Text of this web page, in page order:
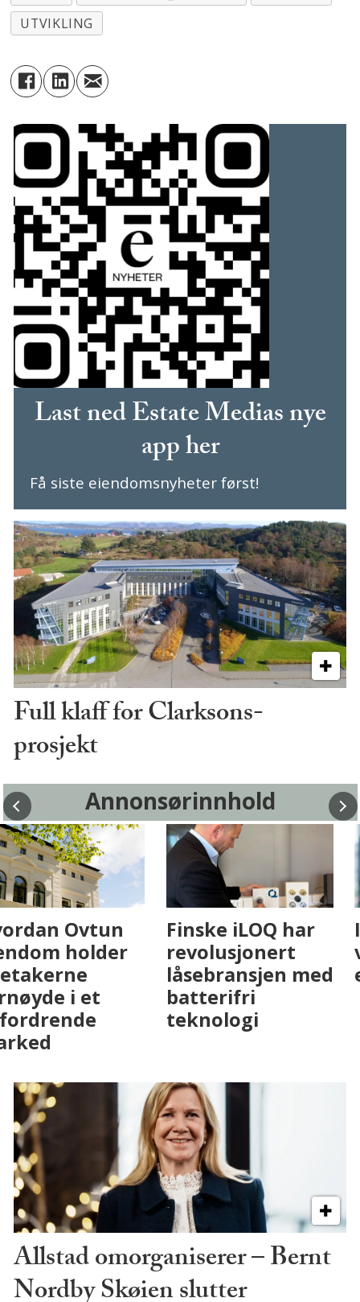
UTVIKLING
Last ned Estate Medias nye
app her
Få siste eiendomsnyheter først!
Full klaff for Clarksons-
prosjekt
Annonsørinnhold
Fenistra endrer
eiendomsbransjen
med AI. Slik ser vi
på fremtiden
Hvordan Ovtun
Eiendom holder
leietakerne
fornøyde i et
utfordrende
Allstad omorganiserer – Bernt
Nordby Skøien slutter